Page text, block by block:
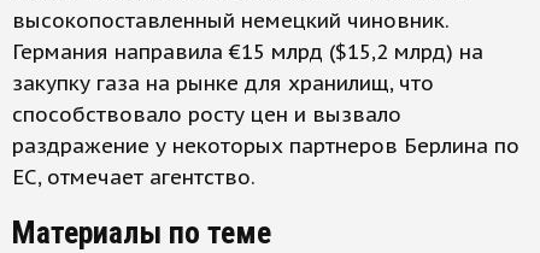
высокопоставленный немецкий чиновник.
Германия направила €15 млрд ($15,2 млрд) на
закупку газа на рынке для хранилищ, что
способствовало росту цен и вызвало
раздражение у некоторых партнеров Берлина по
ЕС, отмечает агентство.
Материалы по теме